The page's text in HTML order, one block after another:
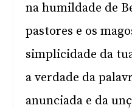
na humildade de
pastores e os
simplicidade da
a verdade da
anunciada e da